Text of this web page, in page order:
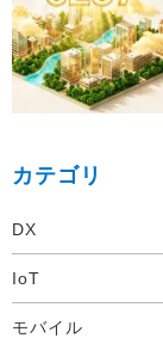
カテゴリ
DX
IoT
モバイル